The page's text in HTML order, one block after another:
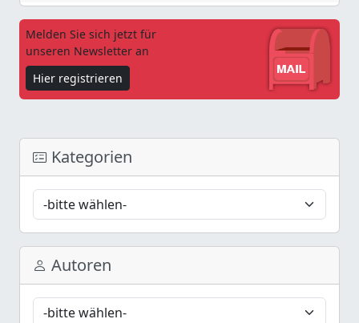
Melden Sie sich jetzt für
unseren Newsletter an
Hier registrieren
Kategorien
Autoren